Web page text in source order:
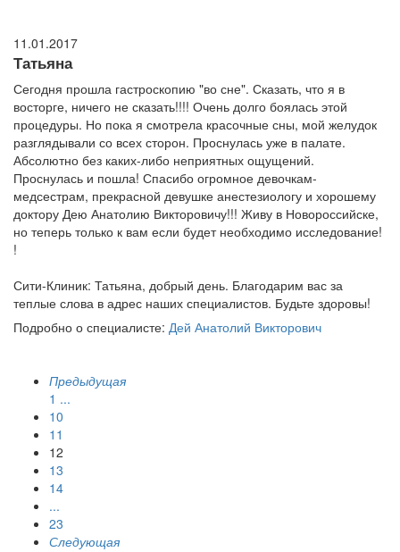
11.01.2017
Татьяна
Сегодня прошла гастроскопию "во сне". Сказать, что я в
восторге, ничего не сказать!!!! Очень долго боялась этой
процедуры. Но пока я смотрела красочные сны, мой желудок
разглядывали со всех сторон. Проснулась уже в палате.
Абсолютно без каких-либо неприятных ощущений.
Проснулась и пошла! Спасибо огромное девочкам-
медсестрам, прекрасной девушке анестезиологу и хорошему
доктору Дею Анатолию Викторовичу!!! Живу в Новороссийске,
но теперь только к вам если будет необходимо исследование!
!
Сити-Клиник: Татьяна, добрый день. Благодарим вас за
теплые слова в адрес наших специалистов. Будьте здоровы!
Подробно о специалисте: Дей Анатолий Викторович
Предыдущая
1 ...
10
11
12
13
14
...
23
Следующая